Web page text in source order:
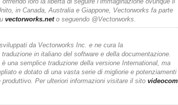
in Canada, Australia e Giappone, Vectorworks fa parte
vectorworks.neto seguendo @Vectorworks.
da Vectorworks Inc. e ne cura la
in italiano del software e della documentazione.
una semplice traduzione della versione International, ma
e dotato di una vasta serie di migliorie e potenziamenti
Per ulteriori informazioni visitare il sito videocom